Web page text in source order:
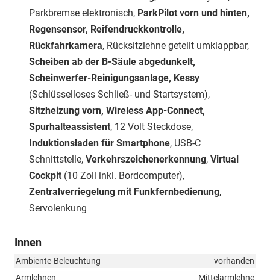
Parkbremse elektronisch, ParkPilot vorn und hinten,
Regensensor, Reifendruckkontrolle,
Rückfahrkamera, Rücksitzlehne geteilt umklappbar,
Scheiben ab der B-Säule abgedunkelt,
Scheinwerfer-Reinigungsanlage, Kessy
(Schlüsselloses Schließ- und Startsystem),
Sitzheizung vorn, Wireless App-Connect,
Spurhalteassistent, 12 Volt Steckdose,
Induktionsladen für Smartphone, USB-C
Schnittstelle, Verkehrszeichenerkennung, Virtual
Cockpit (10 Zoll inkl. Bordcomputer),
Zentralverriegelung mit Funkfernbedienung,
Servolenkung
Innen
Ambiente-Beleuchtung
vorhanden
Armlehnen
Mittelarmlehne